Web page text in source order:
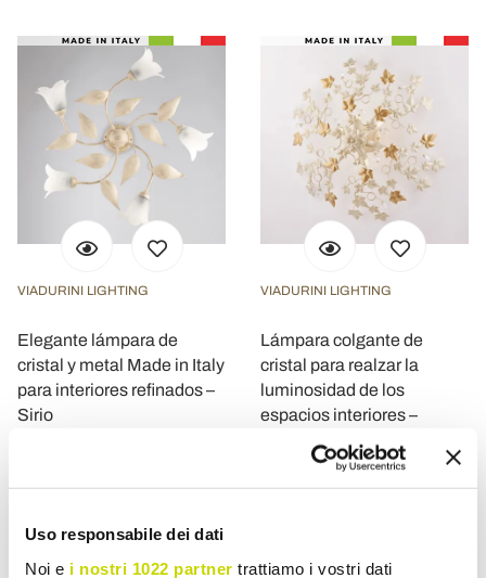
Uso responsabile dei dati
Noi e i nostri 1022 partner trattiamo i vostri dati
VIADURINI LIGHTING
Elegante lámpara de
cristal y metal Made in Italy
para interiores refinados –
Sirio
VIADURINI LIGHTING
Lámpara colgante de
cristal para realzar la
luminosidad de los
espacios interiores –
Orchidea
$ 4.300,14 $ 5.375,17 - 20%